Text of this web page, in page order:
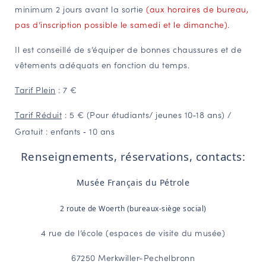
Amateurs d’histoire et de patrimoine
Responsables de structures
Étudiants & chercheurs
minimum 2 jours avant la sortie (aux horaires de bureau,
pas d’inscription possible le samedi et le dimanche).
Il est conseillé de s’équiper de bonnes chaussures et de
vêtements adéquats en fonction du temps.
Tarif Plein : 7 €
Tarif Réduit : 5 € (Pour étudiants/ jeunes 10‐18 ans) /
Gratuit : enfants ‐ 10 ans
Renseignements, réservations, contacts:
Musée Français du Pétrole
2 route de Woerth (bureaux-siège social)
4 rue de l’école (espaces de visite du musée)
67250 Merkwiller-Pechelbronn